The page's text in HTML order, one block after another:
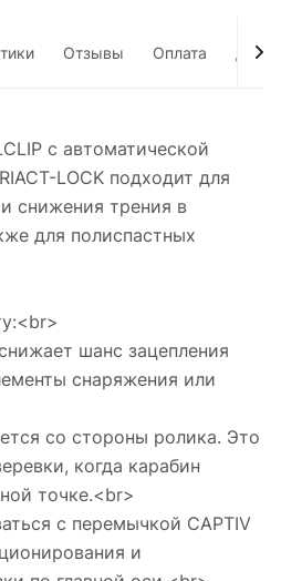
Отзывы Оплата
с автоматической
LOCK подходит для
снижения трения в
для полиспастных
шанс зацепления
снаряжения или
со стороны ролика. Это
когда карабин
точке.<br>
с перемычкой CAPTIV
и